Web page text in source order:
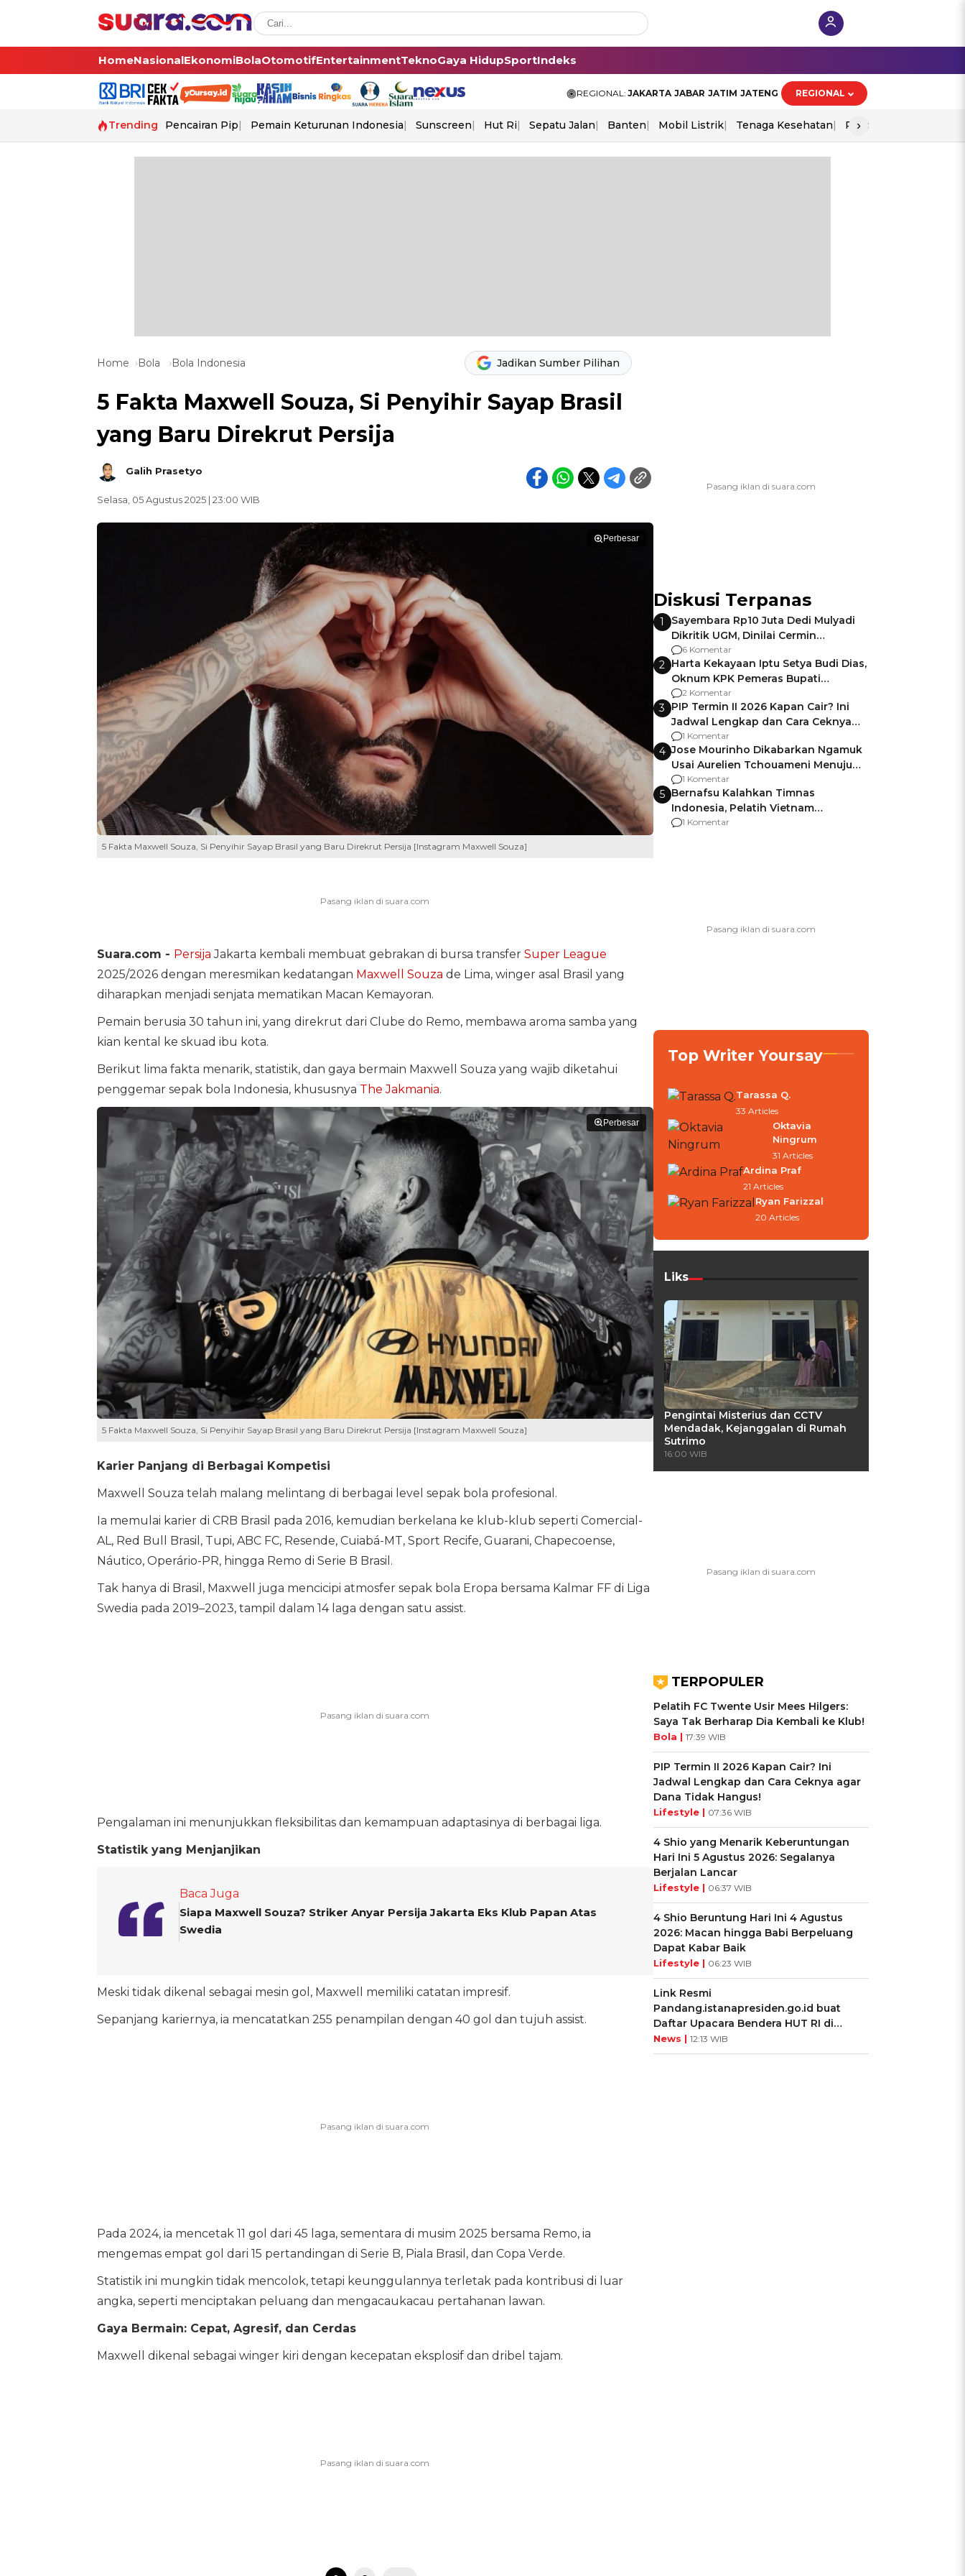
HomeNasionalEkonomiBolaOtomotifEntertainmentTeknoGaya HidupSportIndeks
REGIONAL: JAKARTA JABAR JATIM JATENG REGIONAL
Trending Pencairan Pip Pemain Keturunan Indonesia Sunscreen Hut Ri Sepatu Jalan Banten Mobil Listrik Tenaga Kesehatan Piala Aff 2026
›
Home Bola Bola Indonesia Jadikan Sumber Pilihan
5 Fakta Maxwell Souza, Si Penyihir Sayap Brasil
yang Baru Direkrut Persija
Galih Prasetyo
Selasa, 05 Agustus 2025 | 23:00 WIB
Perbesar
5 Fakta Maxwell Souza, Si Penyihir Sayap Brasil yang Baru Direkrut Persija [Instagram Maxwell Souza]
Suara.com - Persija Jakarta kembali membuat gebrakan di bursa transfer Super League
2025/2026 dengan meresmikan kedatangan Maxwell Souza de Lima, winger asal Brasil yang
diharapkan menjadi senjata mematikan Macan Kemayoran.
Pemain berusia 30 tahun ini, yang direkrut dari Clube do Remo, membawa aroma samba yang
kian kental ke skuad ibu kota.
Berikut lima fakta menarik, statistik, dan gaya bermain Maxwell Souza yang wajib diketahui
penggemar sepak bola Indonesia, khususnya The Jakmania.
Perbesar
5 Fakta Maxwell Souza, Si Penyihir Sayap Brasil yang Baru Direkrut Persija [Instagram Maxwell Souza]
Karier Panjang di Berbagai Kompetisi
Maxwell Souza telah malang melintang di berbagai level sepak bola profesional.
Ia memulai karier di CRB Brasil pada 2016, kemudian berkelana ke klub-klub seperti Comercial-
AL, Red Bull Brasil, Tupi, ABC FC, Resende, Cuiabá-MT, Sport Recife, Guarani, Chapecoense,
Náutico, Operário-PR, hingga Remo di Serie B Brasil.
Tak hanya di Brasil, Maxwell juga mencicipi atmosfer sepak bola Eropa bersama Kalmar FF di Liga
Swedia pada 2019–2023, tampil dalam 14 laga dengan satu assist.
Pengalaman ini menunjukkan fleksibilitas dan kemampuan adaptasinya di berbagai liga.
Statistik yang Menjanjikan
Baca Juga
Siapa Maxwell Souza? Striker Anyar Persija Jakarta Eks Klub Papan Atas
Swedia
Meski tidak dikenal sebagai mesin gol, Maxwell memiliki catatan impresif.
Sepanjang kariernya, ia mencatatkan 255 penampilan dengan 40 gol dan tujuh assist.
Pada 2024, ia mencetak 11 gol dari 45 laga, sementara di musim 2025 bersama Remo, ia
mengemas empat gol dari 15 pertandingan di Serie B, Piala Brasil, dan Copa Verde.
Statistik ini mungkin tidak mencolok, tetapi keunggulannya terletak pada kontribusi di luar
angka, seperti menciptakan peluang dan mengacaukacau pertahanan lawan.
Gaya Bermain: Cepat, Agresif, dan Cerdas
Maxwell dikenal sebagai winger kiri dengan kecepatan eksplosif dan dribel tajam.
Diskusi Terpanas
1
Sayembara Rp10 Juta Dedi Mulyadi
Dikritik UGM, Dinilai Cermin
Gagalnya Negara Jamin Keamanan
6 Komentar
2 Harta Kekayaan Iptu Setya Budi Dias,
Oknum KPK Pemeras Bupati
Pemalang
2 Komentar
3 PIP Termin II 2026 Kapan Cair? Ini
Jadwal Lengkap dan Cara Ceknya
agar Dana Tidak Hangus!
1 Komentar
4 Jose Mourinho Dikabarkan Ngamuk
Usai Aurelien Tchouameni Menuju
Manchester United
1 Komentar
5 Bernafsu Kalahkan Timnas
Indonesia, Pelatih Vietnam
Berencana Pakai Jimat di Pakansari
1 Komentar
Top Writer Yoursay
Tarassa Q.
33 Articles
Oktavia
Ningrum
31 Articles
Ardina Praf
21 Articles
Ryan Farizzal
20 Articles
Liks
Pengintai Misterius dan CCTV
Mendadak, Kejanggalan di Rumah
Sutrimo
16:00 WIB
TERPOPULER
Pelatih FC Twente Usir Mees Hilgers:
Saya Tak Berharap Dia Kembali ke Klub!
Bola | 17:39 WIB
PIP Termin II 2026 Kapan Cair? Ini
Jadwal Lengkap dan Cara Ceknya agar
Dana Tidak Hangus!
Lifestyle | 07:36 WIB
4 Shio yang Menarik Keberuntungan
Hari Ini 5 Agustus 2026: Segalanya
Berjalan Lancar
Lifestyle | 06:37 WIB
4 Shio Beruntung Hari Ini 4 Agustus
2026: Macan hingga Babi Berpeluang
Dapat Kabar Baik
Lifestyle | 06:23 WIB
Link Resmi
Pandang.istanapresiden.go.id buat
Daftar Upacara Bendera HUT RI di
Istana Negara
News | 12:13 WIB